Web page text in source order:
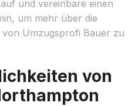
und vereinbare einen
um mehr über die
Umzugsprofi Bauer zu
von